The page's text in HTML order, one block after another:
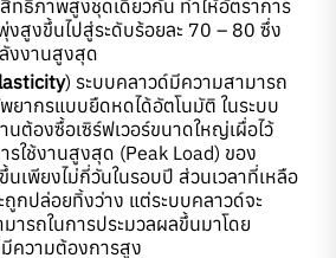
ทธิภาพสูงชุดเดียวกัน ทำให้อัตราการ
งสูงขึ้นไปสู่ระดับร้อยละ 70 – 80 ซึ่ง
งงานสูงสุด
) ระบบคลาวด์มีความสามารถ
ยากรแบบยืดหดได้อัตโนมัติ ในระบบ
ต้องซื้อเซิร์ฟเวอร์ขนาดใหญ่เผื่อไว้
ใช้งานสูงสุด (Peak Load) ของ
นเพียงไม่กี่วันในรอบปี ส่วนเวลาที่เหลือ
ถูกปล่อยทิ้งว่าง แต่ระบบคลาวด์จะ
ารถในการประมวลผลขึ้นมาโดย
ความต้องการสูง